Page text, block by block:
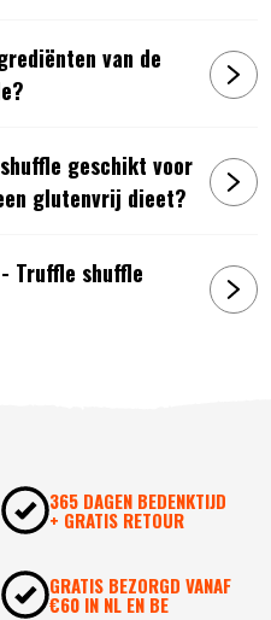
van de
geschikt voor
glutenvrij dieet?
Truffle shuffle
365 DAGEN BEDENKTIJD
+ GRATIS RETOUR
GRATIS BEZORGD VANAF
€60 IN NL EN BE